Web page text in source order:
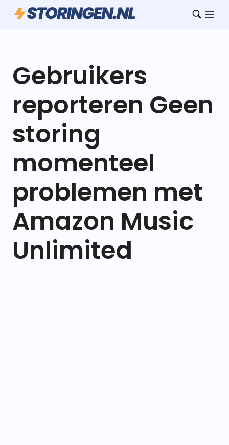
Gebruikers
reporteren Geen
storing
momenteel
problemen met
Amazon Music
Unlimited